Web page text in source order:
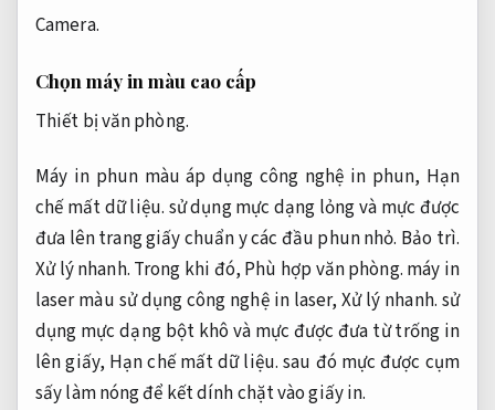
Camera.
Chọn máy in màu cao cấp
Thiết bị văn phòng.
Máy in phun màu áp dụng công nghệ in phun, Hạn
chế mất dữ liệu. sử dụng mực dạng lỏng và mực được
đưa lên trang giấy chuẩn y các đầu phun nhỏ. Bảo trì.
Xử lý nhanh. Trong khi đó, Phù hợp văn phòng. máy in
laser màu sử dụng công nghệ in laser,Xử lý nhanh. sử
dụng mực dạng bột khô và mực được đưa từ trống in
lên giấy, Hạn chế mất dữ liệu. sau đó mực được cụm
sấy làm nóng để kết dính chặt vào giấy in.